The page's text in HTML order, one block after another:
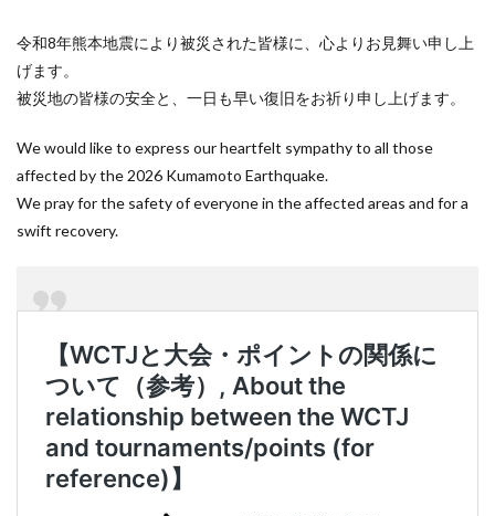
令和8年熊本地震により被災された皆様に、心よりお見舞い申し上
げます。
被災地の皆様の安全と、一日も早い復旧をお祈り申し上げます。
We would like to express our heartfelt sympathy to all those
affected by the 2026 Kumamoto Earthquake.
We pray for the safety of everyone in the affected areas and for a
swift recovery.